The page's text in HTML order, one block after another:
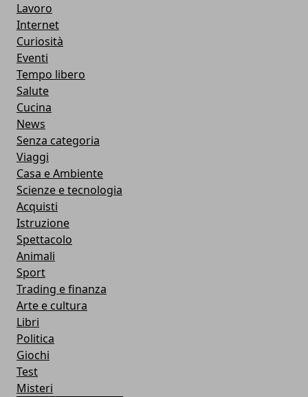
Lavoro
Internet
Curiosità
Eventi
Tempo libero
Salute
Cucina
News
Senza categoria
Viaggi
Casa e Ambiente
Scienze e tecnologia
Acquisti
Istruzione
Spettacolo
Animali
Sport
Trading e finanza
Arte e cultura
Libri
Politica
Giochi
Test
Misteri